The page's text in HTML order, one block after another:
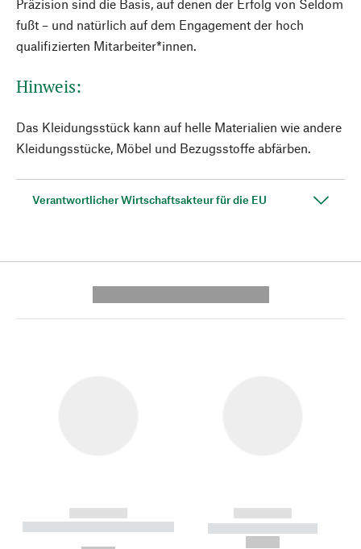
Präzision sind die Basis, auf denen der Erfolg von Seldom
fußt – und natürlich auf dem Engagement der hoch
qualifizierten Mitarbeiter*innen.
Hinweis:
Das Kleidungsstück kann auf helle Materialien wie andere
Kleidungsstücke, Möbel und Bezugsstoffe abfärben.
Verantwortlicher Wirtschaftsakteur für die EU
------------
----------- ----------- --------
------------
----------- -----------